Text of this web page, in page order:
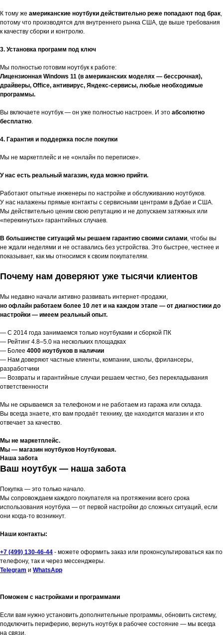
К тому же американские ноутбуки действительно реже попадают под брак,
потому что производятся для внутреннего рынка США, где выше требования
к качеству сборки и контролю.
3. Установка программ под ключ
Мы полностью готовим ноутбук к работе:
Лицензионная Windows 11 (в американских моделях — бессрочная),
драйверы, Office, антивирус, Яндекс-сервисы, любые необходимые
программы.
Вы включаете ноутбук — он уже полностью настроен. И это абсолютно
бесплатно.
4. Гарантия и поддержка после покупки
Мы не маркетплейс и не «онлайн по переписке».
У нас есть реальный магазин, куда можно прийти.
Работают опытные инженеры по настройке и обслуживанию ноутбуков.
У нас налажены прямые контакты с сервисными центрами в Дубае и США.
Мы действительно ценим свою репутацию и не допускаем затяжных или
«перекинутых» гарантийных случаев.
В большинстве ситуаций мы решаем гарантию своими силами, чтобы вы
не ждали неделями и не оставались без устройства. Это быстрее, честнее и
показывает, как мы относимся к своим покупателям.
Почему нам доверяют уже тысячи клиентов
Мы недавно начали активно развивать интернет-продажи,
но офлайн работаем более 10 лет и на каждом этапе — от диагностики до
настройки — имеем реальный опыт.
— С 2014 года занимаемся только ноутбуками и сборкой ПК
— Рейтинг 4.8–5.0 на нескольких площадках
— Более 4000 ноутбуков в наличии
— Нам доверяют частные клиенты, компании, школы, фрилансеры,
разработчики
— Возвраты и гарантийные случаи решаем честно, без перекладывания
ответственности
Мы не скрываемся за телефоном и не работаем из гаража или склада.
Вы всегда знаете, кто вам продаёт технику, где находится магазин и кто
отвечает за качество.
Мы не маркетплейс.
Мы — магазин ноутбуков Ноутбуковая.
Наша забота
Ваш ноутбук — наша забота
Покупка — это только начало.
Мы сопровождаем каждого покупателя на протяжении всего срока
использования ноутбука — от первой настройки до сложных ситуаций, если
они когда-то возникнут.
Наши контакты:
+7 (499) 130-46-44 - можете оформить заказ или проконсультироваться как по
телефону, так и через мессенджеры.
Telegram и WhatsApp
Поможем с настройками и программами
Если вам нужно установить дополнительные программы, обновить систему,
подключить периферию, вернуть ноутбук в рабочее состояние — мы всегда
на связи.